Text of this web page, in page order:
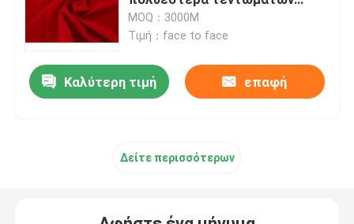
ύφασμα 100 πολυεστέρα
Pongee πολυεστέρα ύφασμα
Spandex/4 τρόπος - φιλικό
MOQ：3000M
Τιμή：face to face
Καλύτερη τιμή επαφή
Δείτε περισσότερων